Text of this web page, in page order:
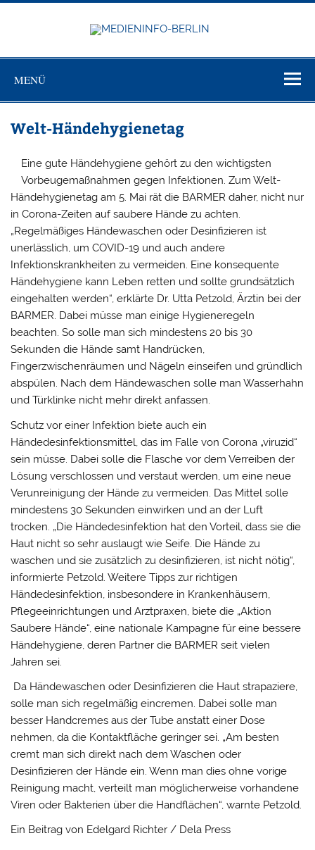
Zum
MENÜ
Welt-Händehygienetag
Eine gute Händehygiene gehört zu den wichtigsten
Vorbeugemaßnahmen gegen Infektionen. Zum Welt-
Händehygienetag am 5. Mai rät die BARMER daher, nicht nur
in Corona-Zeiten auf saubere Hände zu achten.
„Regelmäßiges Händewaschen oder Desinfizieren ist
unerlässlich, um COVID-19 und auch andere
Infektionskrankheiten zu vermeiden. Eine konsequente
Händehygiene kann Leben retten und sollte grundsätzlich
eingehalten werden“, erklärte Dr. Utta Petzold, Ärztin bei der
BARMER. Dabei müsse man einige Hygieneregeln
beachten. So solle man sich mindestens 20 bis 30
Sekunden die Hände samt Handrücken,
Fingerzwischenräumen und Nägeln einseifen und gründlich
abspülen. Nach dem Händewaschen solle man Wasserhahn
und Türklinke nicht mehr direkt anfassen.
Schutz vor einer Infektion biete auch ein
Händedesinfektionsmittel, das im Falle von Corona „viruzid“
sein müsse. Dabei solle die Flasche vor dem Verreiben der
Lösung verschlossen und verstaut werden, um eine neue
Verunreinigung der Hände zu vermeiden. Das Mittel solle
mindestens 30 Sekunden einwirken und an der Luft
trocken. „Die Händedesinfektion hat den Vorteil, dass sie die
Haut nicht so sehr auslaugt wie Seife. Die Hände zu
waschen und sie zusätzlich zu desinfizieren, ist nicht nötig“,
informierte Petzold. Weitere Tipps zur richtigen
Händedesinfektion, insbesondere in Krankenhäusern,
Pflegeeinrichtungen und Arztpraxen, biete die „Aktion
Saubere Hände“, eine nationale Kampagne für eine bessere
Händehygiene, deren Partner die BARMER seit vielen
Jahren sei.
Da Händewaschen oder Desinfizieren die Haut strapaziere,
solle man sich regelmäßig eincremen. Dabei solle man
besser Handcremes aus der Tube anstatt einer Dose
nehmen, da die Kontaktfläche geringer sei. „Am besten
cremt man sich direkt nach dem Waschen oder
Desinfizieren der Hände ein. Wenn man dies ohne vorige
Reinigung macht, verteilt man möglicherweise vorhandene
Viren oder Bakterien über die Handflächen“, warnte Petzold.
Ein Beitrag von Edelgard Richter / Dela Press